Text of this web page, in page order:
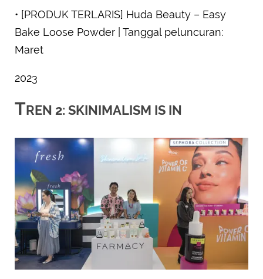
• [PRODUK TERLARIS] Huda Beauty – Easy
Bake Loose Powder | Tanggal peluncuran:
Maret
2023
TREN 2: SKINIMALISM IS IN